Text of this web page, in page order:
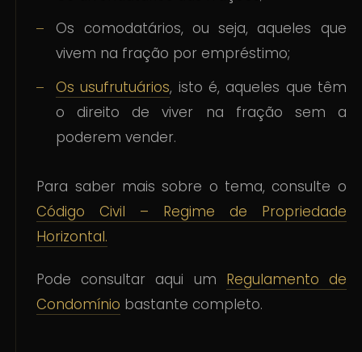
Os comodatários, ou seja, aqueles que
vivem na fração por empréstimo;
Os usufrutuários, isto é, aqueles que têm
o direito de viver na fração sem a
poderem vender.
Para saber mais sobre o tema, consulte o
Código Civil – Regime de Propriedade
Horizontal.
Pode consultar aqui um Regulamento de
Condomínio bastante completo.